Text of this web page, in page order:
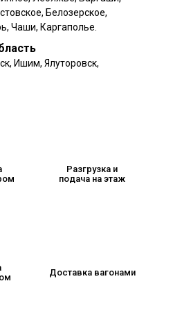
Белозерское,
Чаши, Каргаполье.
Ишим, Ялуторовск,
Разгрузка и
подача на этаж
Доставка вагонами